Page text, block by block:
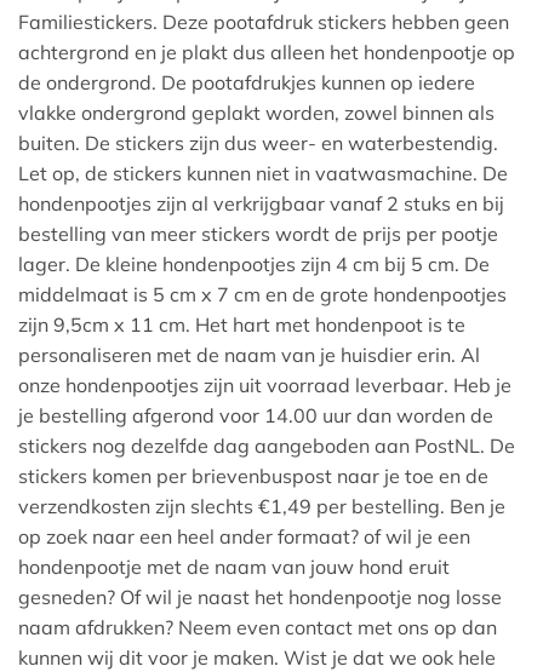
Familiestickers. Deze pootafdruk stickers hebben geen
achtergrond en je plakt dus alleen het hondenpootje op
de ondergrond. De pootafdrukjes kunnen op iedere
vlakke ondergrond geplakt worden, zowel binnen als
buiten. De stickers zijn dus weer- en waterbestendig.
Let op, de stickers kunnen niet in vaatwasmachine. De
hondenpootjes zijn al verkrijgbaar vanaf 2 stuks en bij
bestelling van meer stickers wordt de prijs per pootje
lager. De kleine hondenpootjes zijn 4 cm bij 5 cm. De
middelmaat is 5 cm x 7 cm en de grote hondenpootjes
zijn 9,5cm x 11 cm. Het hart met hondenpoot is te
personaliseren met de naam van je huisdier erin. Al
onze hondenpootjes zijn uit voorraad leverbaar. Heb je
je bestelling afgerond voor 14.00 uur dan worden de
stickers nog dezelfde dag aangeboden aan PostNL. De
stickers komen per brievenbuspost naar je toe en de
verzendkosten zijn slechts €1,49 per bestelling. Ben je
op zoek naar een heel ander formaat? of wil je een
hondenpootje met de naam van jouw hond eruit
gesneden? Of wil je naast het hondenpootje nog losse
naam afdrukken? Neem even contact met ons op dan
kunnen wij dit voor je maken. Wist je dat we ook hele